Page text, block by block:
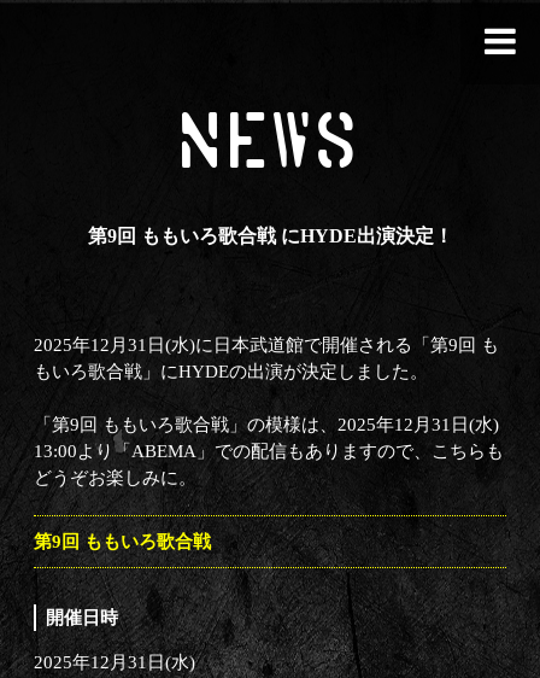
NEWS
第9回 ももいろ歌合戦 にHYDE出演決定！
2025年12月31日(水)に日本武道館で開催される「第9回 も
もいろ歌合戦」にHYDEの出演が決定しました。
「第9回 ももいろ歌合戦」の模様は、2025年12月31日(水)
13:00より「ABEMA」での配信もありますので、こちらも
どうぞお楽しみに。
第9回 ももいろ歌合戦
開催日時
2025年12月31日(水)